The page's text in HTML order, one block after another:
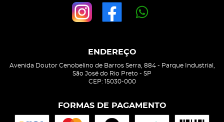
ENDEREÇO
Avenida Doutor Cenobelino de Barros Serra, 884- Parque Industrial,
São José do Rio Preto - SP
CEP: 15030-000
FORMAS DE PAGAMENTO